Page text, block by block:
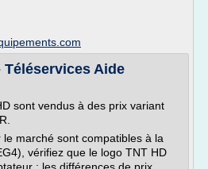
Téléservices Aide
sont vendus à des prix variant
marché sont compatibles à la
vérifiez que le logo TNT HD